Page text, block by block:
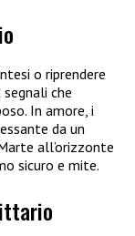
o riprendere
che
In amore, i
da un
all’orizzonte
sicuro e mite.